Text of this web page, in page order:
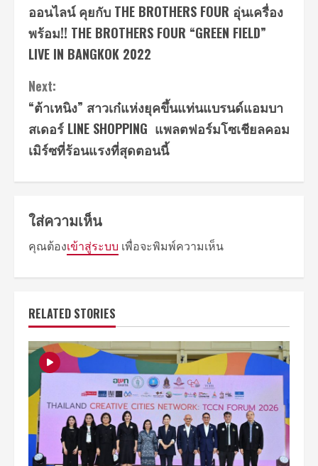
ออนไลน์ คุยกับ THE BROTHERS FOUR อุ่นเครื่อง
พร้อม!! THE BROTHERS FOUR “GREEN FIELD”
LIVE IN BANGKOK 2022
Next:
“ต้าเหนิง” สาวเก๋แห่งยุคขึ้นแท่นแบรนด์แอมบา
สเดอร์ LINE SHOPPING แพลตฟอร์มโซเชียลคอม
เมิร์ซที่ร้อนแรงที่สุดตอนนี้
ใส่ความเห็น
คุณต้องเข้าสู่ระบบ เพื่อจะพิมพ์ความเห็น
RELATED STORIES